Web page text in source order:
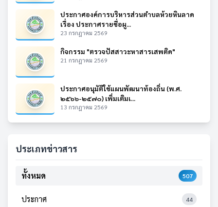
ประกาศองค์การบริหารส่วนตำบลห้วยหินลาด
เรื่อง ประกาศรายชื่อผู...
23 กรกฎาคม 2569
กิจกรรม "ตรวจปัสสาวะหาสารเสพติด"
21 กรกฎาคม 2569
ประกาศอนุมัติใช้แผนพัฒนาท้องถิ่น (พ.ศ.
๒๕๖๖-๒๕๗๐) เพิ่มเติมเ...
13 กรกฎาคม 2569
ประเภทข่าวสาร
ทั้งหมด 507
ประกาศ 44